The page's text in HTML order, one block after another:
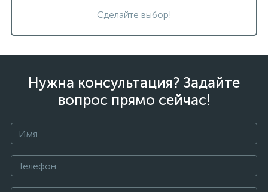
Сделайте выбор!
Нужна консультация? Задайте
вопрос прямо сейчас!